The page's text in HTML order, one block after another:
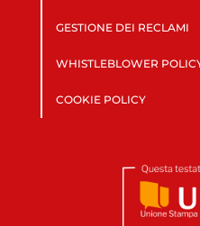
GESTIONE DEI RECLAMI
WHISTLEBLOWER
COOKIE POLICY